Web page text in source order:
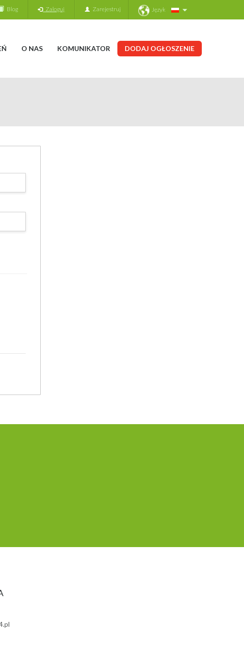
Język
Zaloguj Zarejestruj
Blog
O NAS KOMUNIKATOR DODAJ OGŁOSZENIE